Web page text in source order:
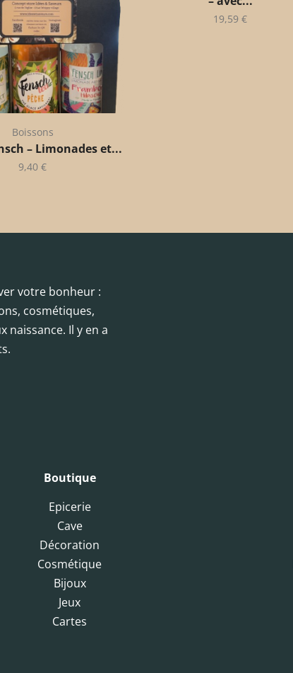
Boissons
– Limonades et...
9,40 €
19,59 €
votre bonheur :
cosmétiques,
naissance. Il y en a
Boutique
Epicerie
Cave
Décoration
Cosmétique
Bijoux
Jeux
Cartes